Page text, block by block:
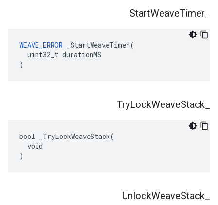
StartWeaveTimer
WEAVE_ERROR _StartWeaveTimer(
  uint32_t durationMS
)
TryLockWeaveStack
bool _TryLockWeaveStack(
  void
)
UnlockWeaveStack